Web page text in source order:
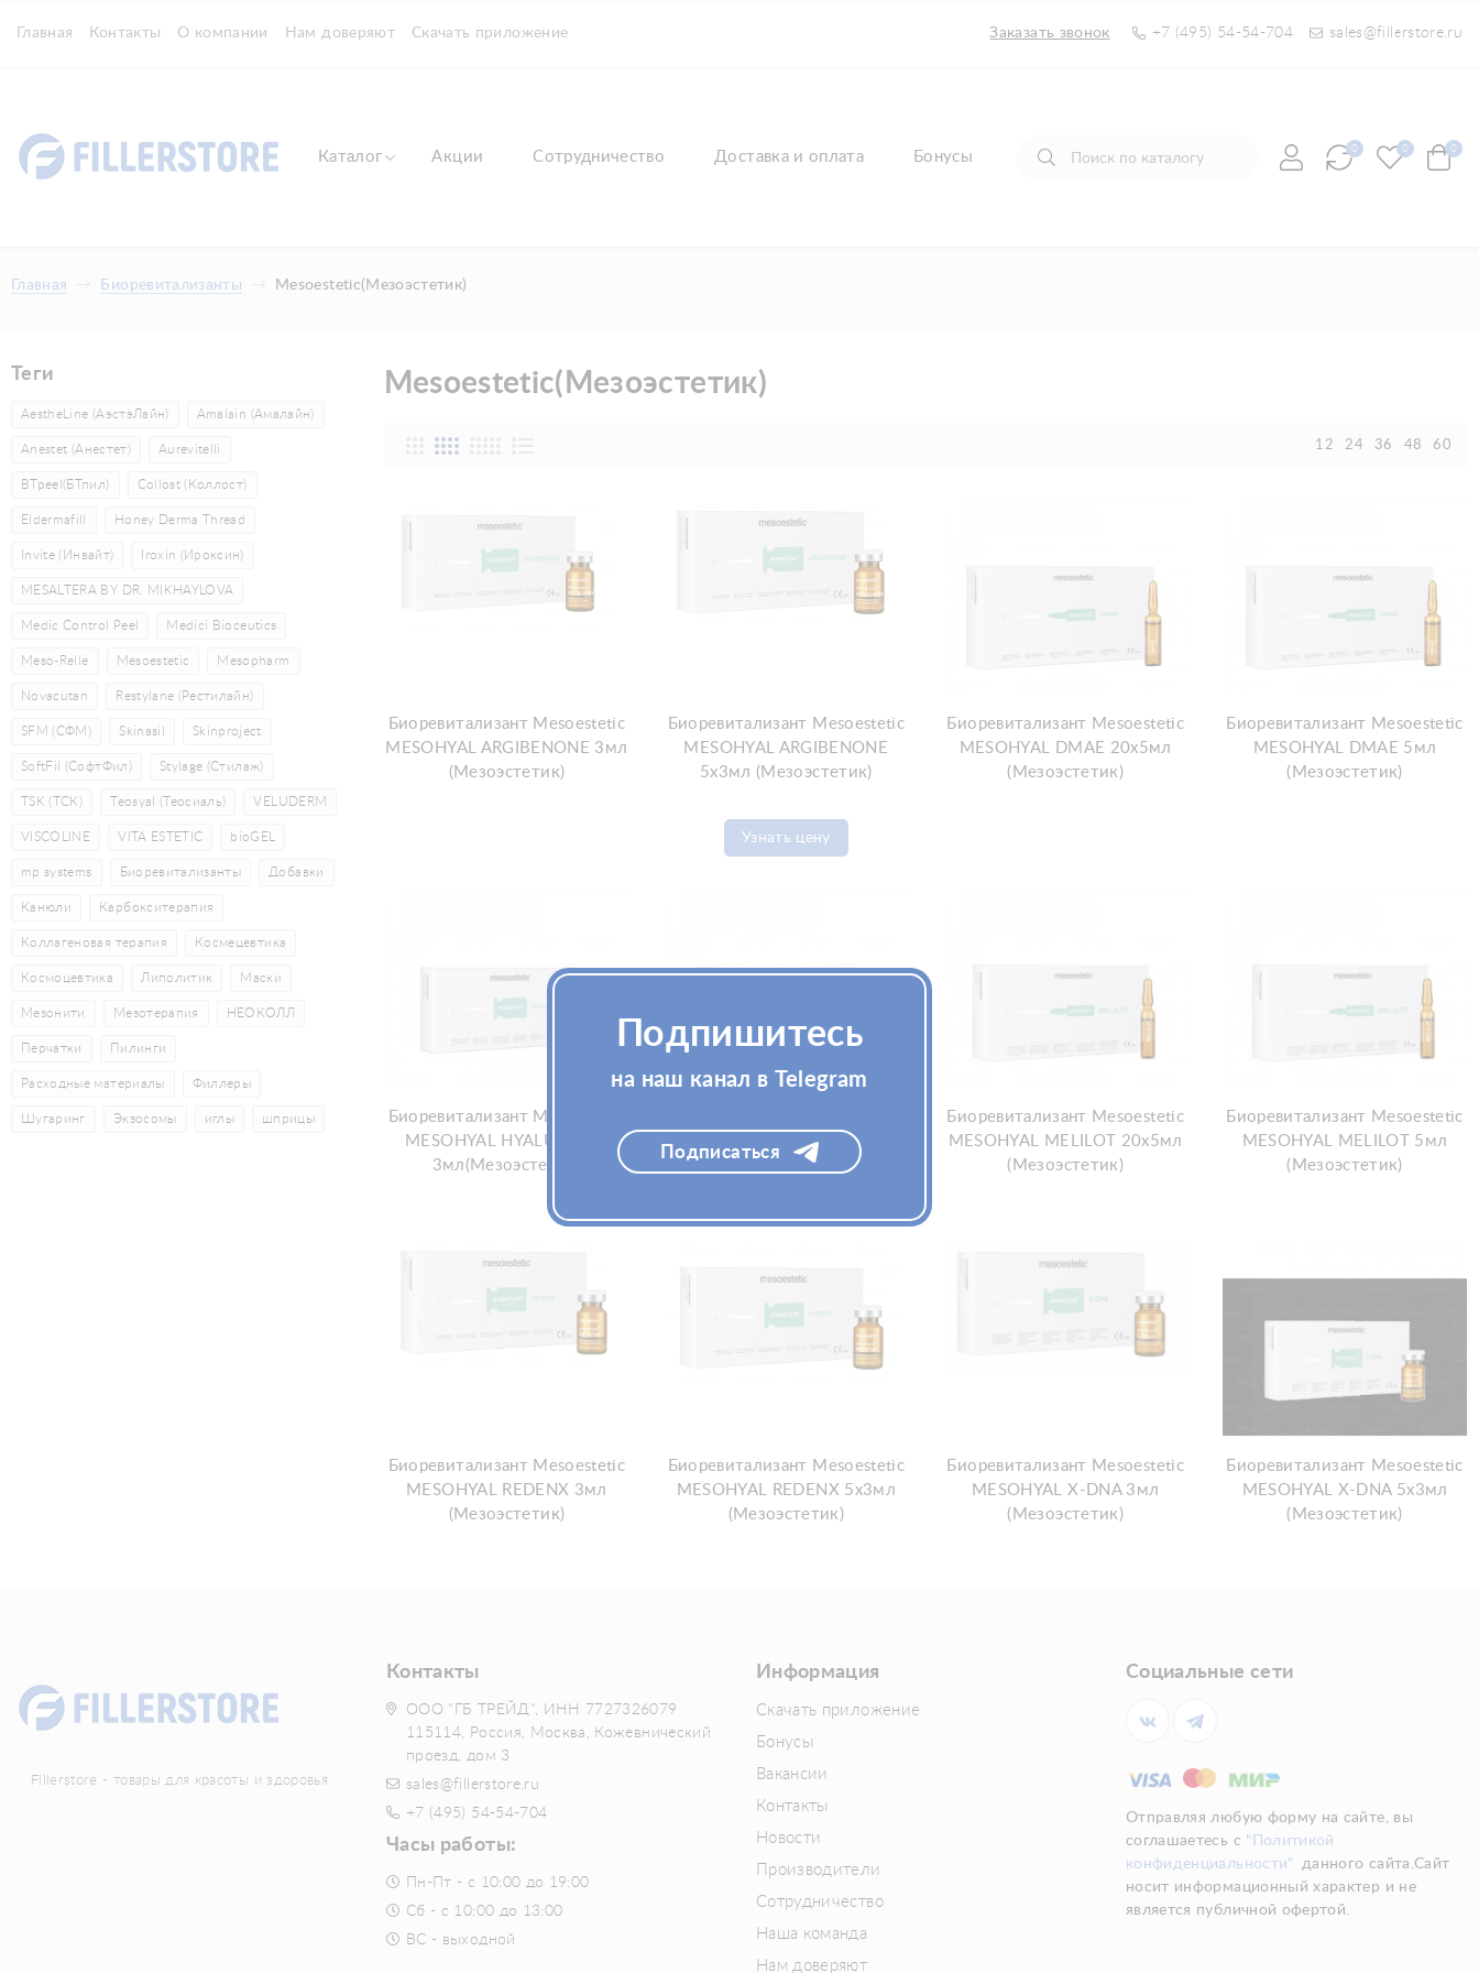
Главная Контакты О компании Нам доверяют Скачать приложение Заказать звонок +7 (495) 54-54-704 sales@fillerstore.ru
Каталог Акции Сотрудничество Доставка и оплата Бонусы 0 0 0
Главная Биоревитализанты Mesoestetic(Мезоэстетик)
Теги
AestheLine (АэстэЛайн) Amalain (Амалайн)
Anestet (Анестет) Aurevitelli
BTpeel(БТпил) Collost (Коллост)
Eldermafill Honey Derma Thread
Invite (Инвайт) Iroxin (Ироксин)
MESALTERA BY DR. MIKHAYLOVA
Medic Control Peel Medici Bioceutics
Meso-Relle Mesoestetic Mesopharm
Novacutan Restylane (Рестилайн)
SFM (СФМ) Skinasil Skinproject
SoftFil (СофтФил) Stylage (Стилаж)
TSK (ТСК) Teosyal (Теосиаль) VELUDERM
VISCOLINE VITA ESTETIC bioGEL
mp systems Биоревитализанты Добавки
Канюли Карбокситерапия
Коллагеновая терапия Космецевтика
Космоцевтика Липолитик Маски
Мезонити Мезотерапия НЕОКОЛЛ
Перчатки Пилинги
Расходные материалы Филлеры
Шугаринг Экзосомы иглы шприцы
Mesoestetic(Мезоэстетик)
12 24 36 48 60
Биоревитализант Mesoestetic
MESOHYAL ARGIBENONE 3мл
(Мезоэстетик)
Биоревитализант Mesoestetic
MESOHYAL ARGIBENONE
5х3мл (Мезоэстетик)
Узнать цену
Биоревитализант Mesoestetic
MESOHYAL DMAE 20х5мл
(Мезоэстетик)
Биоревитализант Mesoestetic
MESOHYAL DMAE 5мл
(Мезоэстетик)
Биоревитализант Mesoestetic
MESOHYAL HYALURONIC
3мл(Мезоэстетик)
MESOHYAL HYALURONIC
5х3мл(Мезоэстетик)
Биоревитализант Mesoestetic
MESOHYAL MELILOT 20х5мл
(Мезоэстетик)
Биоревитализант Mesoestetic
MESOHYAL MELILOT 5мл
(Мезоэстетик)
Биоревитализант Mesoestetic
MESOHYAL REDENX 3мл
(Мезоэстетик)
Биоревитализант Mesoestetic
MESOHYAL REDENX 5х3мл
(Мезоэстетик)
Биоревитализант Mesoestetic
MESOHYAL X-DNA 3мл
(Мезоэстетик)
Биоревитализант Mesoestetic
MESOHYAL X-DNA 5х3мл
(Мезоэстетик)
Fillerstore - товары для красоты и здоровья
Контакты
ООО "ГБ ТРЕЙД", ИНН 7727326079
115114, Россия, Москва, Кожевнический
проезд, дом 3
sales@fillerstore.ru
+7 (495) 54-54-704
Часы работы:
Пн-Пт - с 10:00 до 19:00
Сб - с 10:00 до 13:00
ВС - выходной
Информация
Скачать приложение
Бонусы
Вакансии
Контакты
Новости
Производители
Сотрудничество
Наша команда
Нам доверяют
Социальные сети
Отправляя любую форму на сайте, вы
соглашаетесь с "Политикой
конфиденциальности"
данного сайта.Сайт
носит информационный характер и не
является публичной офертой.
Подпишитесь
на наш канал в Telegram
Подписаться